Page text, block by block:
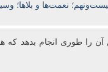
نعمت‌ها و بلاها؛
را طوری انجام بدهد که